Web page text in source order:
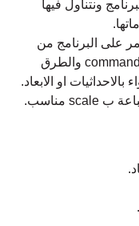
ونتناول فيها
على البرنامج من
خلال ribbon وايضا من خلال command bar والطرق
او الابعاد.